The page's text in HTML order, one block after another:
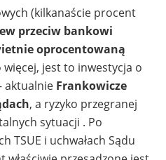
(kilkanaście procent
przeciw bankowi
oprocentowaną
więcej, jest to inwestycja o
aktualnie Frankowicze
, a ryzyko przegranej
sytuacji . Po
TSUE i uchwałach Sądu